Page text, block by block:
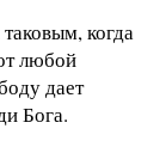
когда
любой
дает
Бога.